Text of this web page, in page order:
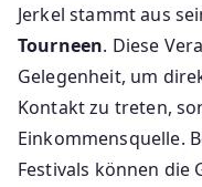
Jerkel stammt aus
Tourneen. Diese
Gelegenheit, um
Kontakt zu treten,
Einkommensquelle.
Festivals können die